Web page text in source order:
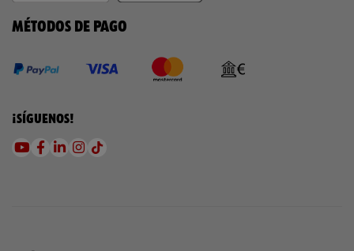
MÉTODOS DE PAGO
¡SÍGUENOS!